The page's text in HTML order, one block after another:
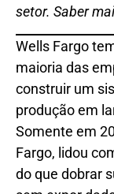
setor. Saber
Wells Fargo
maioria das
construir um
produção em
Somente em
Fargo, lidou
do que dobrar